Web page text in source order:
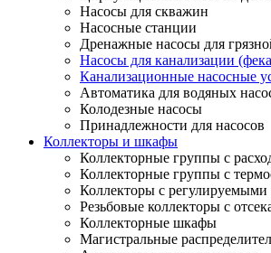
Насосы для скважин
Насосные станции
Дренажные насосы для
Насосы для канализации
Канализационные насосные
Автоматика для водяных
Колодезные насосы
Принадлежности для насосов
Коллекторы и шкафы
Коллекторные группы с
Коллекторные группы с
Коллекторы с регулируемыми
Резьбовые коллекторы с
Коллекторные шкафы
Магистральные